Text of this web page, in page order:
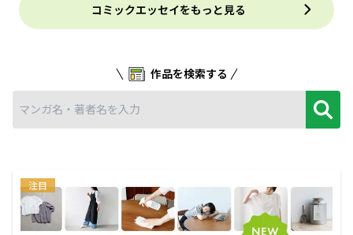
コミックエッセイをもっと見る
作品を検索する
注目